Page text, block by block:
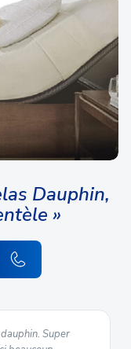
Dauphin,
»
Super